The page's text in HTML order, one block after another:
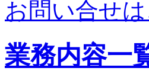
お問い合せ
業務内容一